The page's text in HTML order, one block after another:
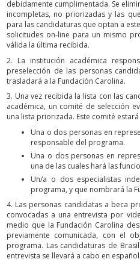
debidamente cumplimentada. Se
incompletas, no priorizadas y las
para las candidaturas que optan a
solicitudes on-line para un mismo
válida la última recibida.
2. La institución académica
preselección de las personas
trasladará a la Fundación Carolina.
3. Una vez recibida la lista con las
académica, un comité de selección
una lista priorizada. Este comité
Una o dos personas en
responsable del programa.
Una o dos personas en
una de las cuales hará las
Un/a o dos especialistas
programa, y que nombrará la
4. Las personas candidatas a beca
convocadas a una entrevista por
medio que la Fundación Carolina
previamente comunicada, con el
programa. Las candidaturas de
entrevista se llevará a cabo en español.